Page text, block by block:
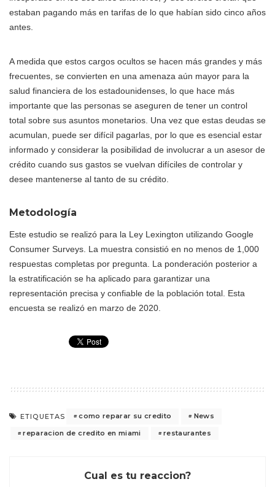
estaban pagando más en tarifas de lo que habían sido cinco años
antes.
A medida que estos cargos ocultos se hacen más grandes y más
frecuentes, se convierten en una amenaza aún mayor para la
salud financiera de los estadounidenses, lo que hace más
importante que las personas se aseguren de tener un control
total sobre sus asuntos monetarios. Una vez que estas deudas se
acumulan, puede ser difícil pagarlas, por lo que es esencial estar
informado y considerar la posibilidad de involucrar a un asesor de
crédito cuando sus gastos se vuelvan difíciles de controlar y
desee mantenerse al tanto de su crédito.
Metodología
Este estudio se realizó para la Ley Lexington utilizando Google
Consumer Surveys. La muestra consistió en no menos de 1,000
respuestas completas por pregunta. La ponderación posterior a
la estratificación se ha aplicado para garantizar una
representación precisa y confiable de la población total. Esta
encuesta se realizó en marzo de 2020.
ETIQUETAS como reparar su credito
News
reparacion de credito en miami
restaurantes
Cual es tu reaccion?